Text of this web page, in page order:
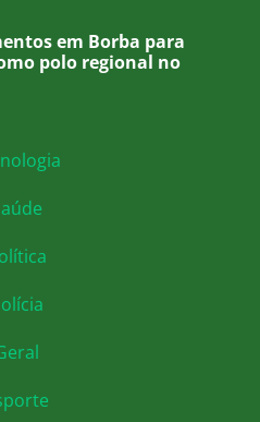
em Borba para
polo regional no